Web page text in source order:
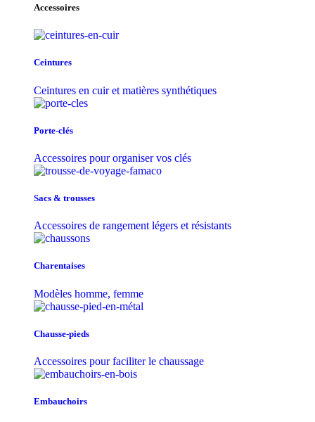
Accessoires
Ceintures
Ceintures en cuir et matières synthétiques
Porte-clés
Accessoires pour organiser vos clés
Sacs & trousse​s
Accessoires de rangement légers et résistants
Charentaises
Modèles homme, femme
Chausse-pieds
Accessoires pour faciliter le chaussage
Embauchoirs